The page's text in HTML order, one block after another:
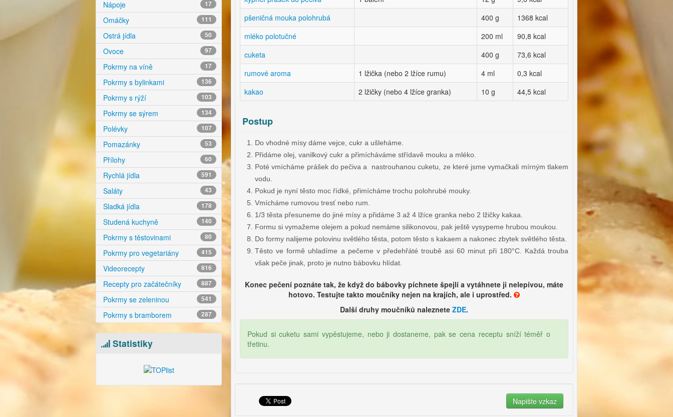
Nápoje 17
Omáčky 111
Ostrá jídla 50
Ovoce 97
Pokrmy na víně 17
Pokrmy s bylinkami 136
Pokrmy s rýží 103
Pokrmy se sýrem 134
Polévky 107
Pomazánky 53
Přílohy 60
Rychlá jídla 591
Saláty 43
Sladká jídla 178
Studená kuchyně 140
Pokrmy s těstovinami 80
Pokrmy pro vegetariány 415
Videorecepty 816
Recepty pro začátečníky 887
Pokrmy se zeleninou 541
Pokrmy s bramborem 287
Statistiky
pšeničná mouka polohrubá
400 g
1368 kcal
mléko polotučné
200 ml
90,8 kcal
cuketa
400 g
73,6 kcal
rumové aroma
1 lžička (nebo 2 lžíce rumu) 4 ml
0,3 kcal
kakao
2 lžičky (nebo 4 lžíce granka) 10 g 44,5 kcal
Postup
Do vhodné mísy dáme vejce, cukr a ušleháme.
Přidáme olej, vanilkový cukr a přimícháváme střídavě mouku a mléko.
Poté vmícháme prášek do pečiva a nastrouhanou cuketu, ze které jsme vymačkali mírným tlakem
vodu.
Pokud je nyní těsto moc řídké, přimícháme trochu polohrubé mouky.
Vmícháme rumovou tresť nebo rum.
1/3 těsta přesuneme do jiné mísy a přidáme 3 až 4 lžíce granka nebo 2 lžičky kakaa.
Formu si vymažeme olejem a pokud nemáme silikonovou, pak ještě vysypeme hrubou moukou.
Do formy nalijeme polovinu světlého těsta, potom těsto s kakaem a nakonec zbytek světlého těsta.
Těsto ve formě uhladíme a pečeme v předehřáté troubě asi 60 minut při 180°C. Každá trouba
však peče jinak, proto je nutno bábovku hlídat.
Konec pečení poznáte tak, že když do bábovky píchnete špejlí a vytáhnete ji nelepivou, máte
hotovo. Testujte takto moučníky nejen na krajích, ale i uprostřed.
Další druhy moučníků naleznete ZDE.
Pokud si cuketu sami vypěstujeme, nebo ji dostaneme, pak se cena receptu sníží téměř o
třetinu.